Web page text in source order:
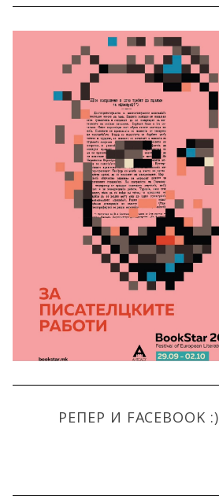
РЕПЕР И FACEBOOK :)